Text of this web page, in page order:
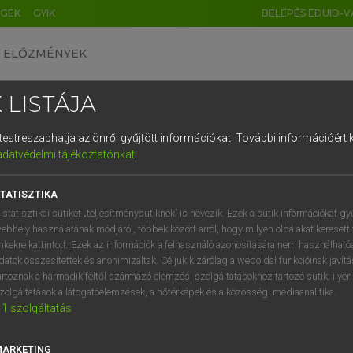
GYIK BELÉPÉS EDUID-
ELŐZMÉNYEK
uniós terminológiai szótár
VAN ELŐFIZETÉSED?
előfizetésem a teljes szócikk
NINCS ELŐFIZETÉSED?
LISTÁJA
az önről gyűjtött információkat. További információért
tájékoztatónkat.
statisztikai sütiket „teljesítménysütiknek” is nevezik. Ezek a sütik információkat
használatának módjáról, többek között arról, hogy milyen oldalakat keresett
kattintott. Ezek az információk a felhasználó azonosítására nem
összesítettek és anonimizáltak. Céljuk kizárólag a weboldal funkcióinak
a harmadik féltől származó elemzési szolgáltatásokhoz tartozó sütik;
a látogatóelemzések, a hőtérképek és a közösségi médiaanalitika.
1 szolgáltatás
DE CN FR ES IT NL
1 2 3 4 5 6 7 8 9
q w e r t z u i
a s d f g h j k l é
í y x c v b n m , .